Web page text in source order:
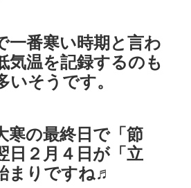
一番寒い時期と言わ
気温を記録するのも
いそうです。
寒の最終日で「節
日２月４日が「立
まりですね♬